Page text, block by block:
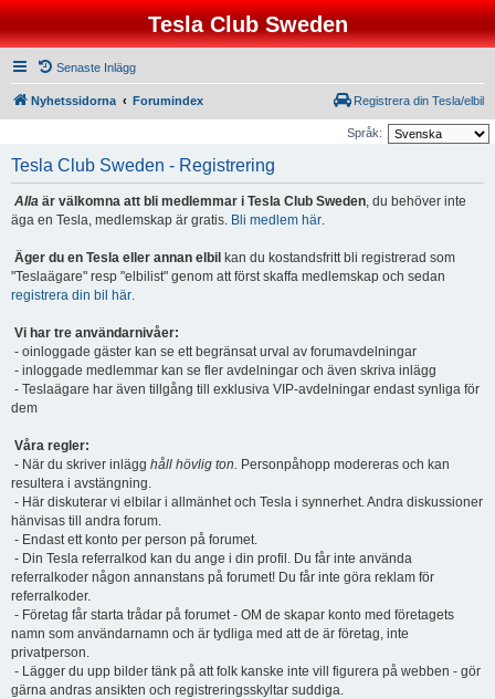
Tesla Club Sweden
Senaste Inlägg
Nyhetssidorna Forumindex Registrera din Tesla/elbil
Språk:
Tesla Club Sweden - Registrering
Alla är välkomna att bli medlemmar i Tesla Club Sweden, du behöver inte
äga en Tesla, medlemskap är gratis. Bli medlem här.
Äger du en Tesla eller annan elbil kan du kostandsfritt bli registrerad som
"Teslaägare" resp "elbilist" genom att först skaffa medlemskap och sedan
registrera din bil här.
Vi har tre användarnivåer:
- oinloggade gäster kan se ett begränsat urval av forumavdelningar
- inloggade medlemmar kan se fler avdelningar och även skriva inlägg
- Teslaägare har även tillgång till exklusiva VIP-avdelningar endast synliga för
dem
Våra regler:
- När du skriver inlägg håll hövlig ton. Personpåhopp modereras och kan
resultera i avstängning.
- Här diskuterar vi elbilar i allmänhet och Tesla i synnerhet. Andra diskussioner
hänvisas till andra forum.
- Endast ett konto per person på forumet.
- Din Tesla referralkod kan du ange i din profil. Du får inte använda
referralkoder någon annanstans på forumet! Du får inte göra reklam för
referralkoder.
- Företag får starta trådar på forumet - OM de skapar konto med företagets
namn som användarnamn och är tydliga med att de är företag, inte
privatperson.
- Lägger du upp bilder tänk på att folk kanske inte vill figurera på webben - gör
gärna andras ansikten och registreringsskyltar suddiga.